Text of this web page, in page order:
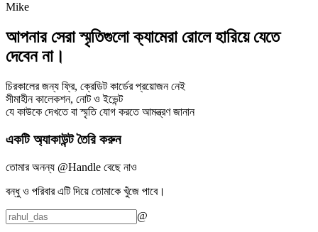
Mike
আপনার সেরা স্মৃতিগুলোক্যামেরা রোলেহারিয়ে যেতে
দেবেন না।
চিরকালের জন্য ফ্রি, ক্রেডিট কার্ডের প্রয়োজন নেই
সীমাহীন কালেকশন, নোট ও ইভেন্ট
যে কাউকে দেখতে বা স্মৃতি যোগ করতে আমন্ত্রণ জানান
একটি অ্যাকাউন্ট তৈরি করুন
তোমার অনন্য @Handle বেছে নাও
বন্ধু ও পরিবার এটি দিয়ে তোমাকে খুঁজে পাবে।
@